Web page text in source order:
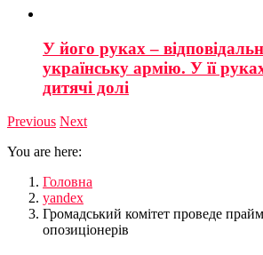
У його руках –
українську армію. У її
дитячі долі
Previous Next
You are here:
Головна
yandex
Громадський комітет проведе
опозиціонерів